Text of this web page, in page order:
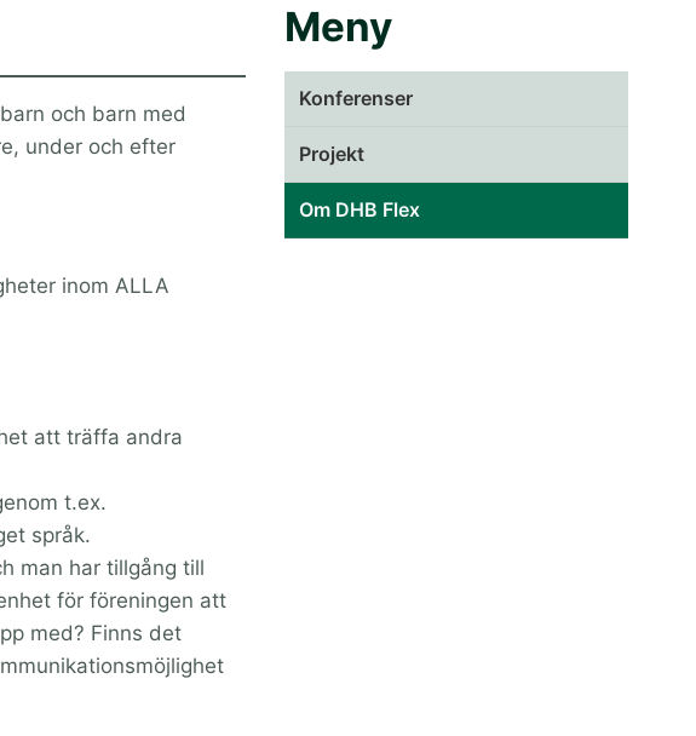
och barn med
under och efter
inom ALLA
att träffa andra
t.ex.
språk.
man har tillgång till
för föreningen att
med? Finns det
Meny
Konferenser
Projekt
Om DHB Flex